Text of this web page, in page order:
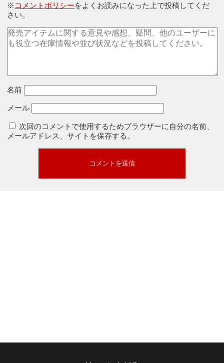
※ コメントポリシーをよくお読みになった上で投稿してくだ
さい。
名前
メール
次回のコメントで使用するためブラウザーに自分の名前、
メールアドレス、サイトを保存する。